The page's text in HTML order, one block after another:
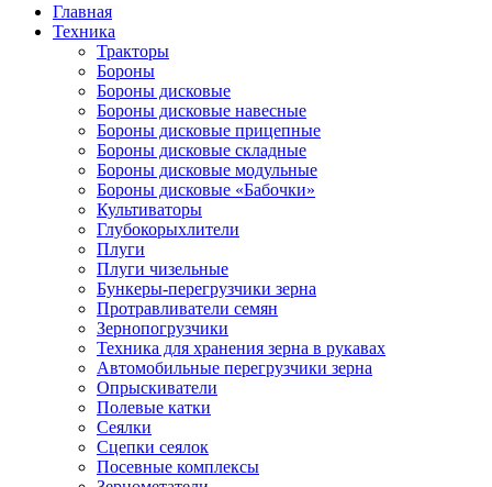
Главная
Техника
Тракторы
Бороны
Бороны дисковые
Бороны дисковые навесные
Бороны дисковые прицепные
Бороны дисковые складные
Бороны дисковые модульные
Бороны дисковые «Бабочки»
Культиваторы
Глубокорыхлители
Плуги
Плуги чизельные
Бункеры-перегрузчики зерна
Протравливатели семян
Зернопогрузчики
Техника для хранения зерна в рукавах
Автомобильные перегрузчики зерна
Опрыскиватели
Полевые катки
Сеялки
Сцепки сеялок
Посевные комплексы